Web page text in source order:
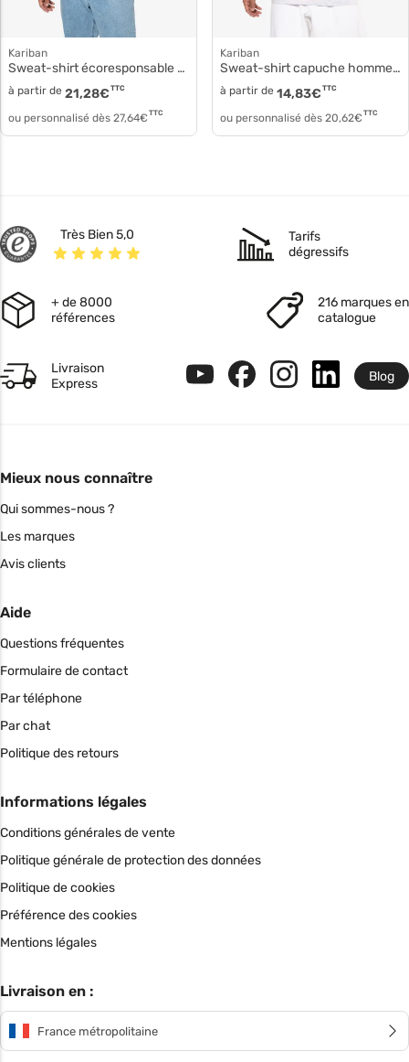
Kariban
Sweat-shirt écoresponsable à capuche homme k4027
à partir de 21,28€ TTC
ou personnalisé dès 27,64€ TTC
Kariban
Sweat-shirt capuche homme ka-k476
à partir de 14,83€ TTC
ou personnalisé dès 20,62€ TTC
Très Bien 5,0
Tarifs
dégressifs
+ de 8000
références
216 marques en
catalogue
Livraison
Express
Blog
Mieux nous connaître
Qui sommes-nous ?
Les marques
Avis clients
Aide
Questions fréquentes
Formulaire de contact
Par téléphone
Par chat
Politique des retours
Informations légales
Conditions générales de vente
Politique générale de protection des données
Politique de cookies
Préférence des cookies
Mentions légales
Livraison en :
France métropolitaine